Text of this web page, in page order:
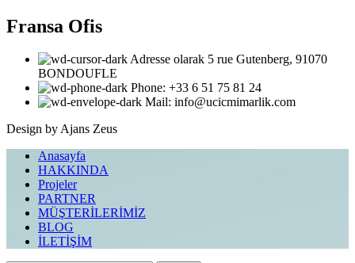
Fransa Ofis
Adresse olarak 5 rue Gutenberg, 91070
BONDOUFLE
Phone: ‎+33 6 51 75 81 24
Mail: info@ucicmimarlik.com
Design by Ajans Zeus
Anasayfa
HAKKINDA
Projeler
PARTNER
MÜŞTERİLERİMİZ
BLOG
İLETİŞİM